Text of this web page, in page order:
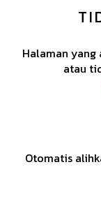
Halaman
atau
Otomatis